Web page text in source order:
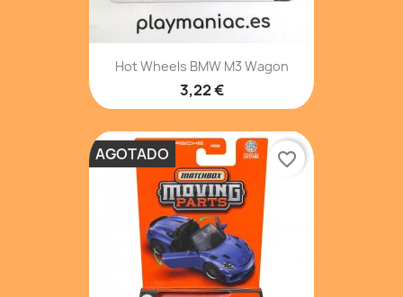
Hot Wheels BMW M3 Wagon
3,22 €
AGOTADO favorite_border